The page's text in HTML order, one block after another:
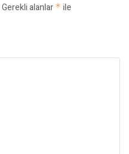
Gerekli alanlar * ile